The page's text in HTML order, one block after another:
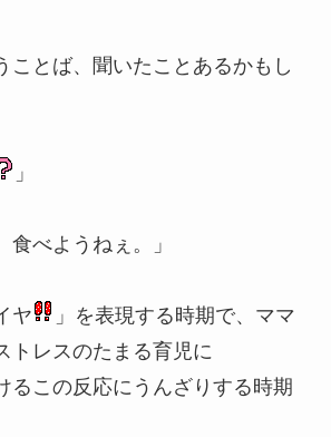
ことば、聞いたことあるかもし
」
食べようねぇ。」
ヤ
」を表現する時期で、ママ
トレスのたまる育児に
るこの反応にうんざりする時期